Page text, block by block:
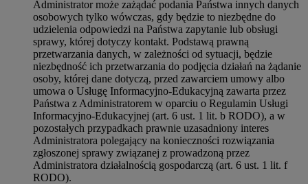
Administrator może zażądać podania Państwa innych danych
osobowych tylko wówczas, gdy będzie to niezbędne do
udzielenia odpowiedzi na Państwa zapytanie lub obsługi
sprawy, której dotyczy kontakt. Podstawą prawną
przetwarzania danych, w zależności od sytuacji, będzie
niezbędność ich przetwarzania do podjęcia działań na żądanie
osoby, której dane dotyczą, przed zawarciem umowy albo
umowa o Usługę Informacyjno-Edukacyjną zawarta przez
Państwa z Administratorem w oparciu o Regulamin Usługi
Informacyjno-Edukacyjnej (art. 6 ust. 1 lit. b RODO), a w
pozostałych przypadkach prawnie uzasadniony interes
Administratora polegający na konieczności rozwiązania
zgłoszonej sprawy związanej z prowadzoną przez
Administratora działalnością gospodarczą (art. 6 ust. 1 lit. f
RODO).